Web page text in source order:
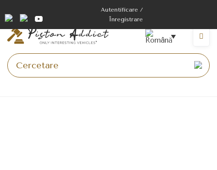
conținut
Autentificare /
Înregistrare
Meniu